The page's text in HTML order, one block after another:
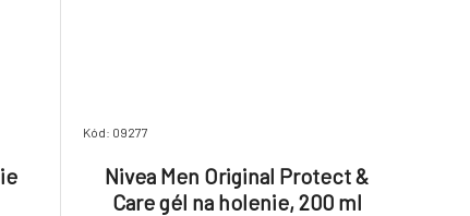
Kód: 09277
Nivea Men Original Protect &
Care gél na holenie, 200 ml